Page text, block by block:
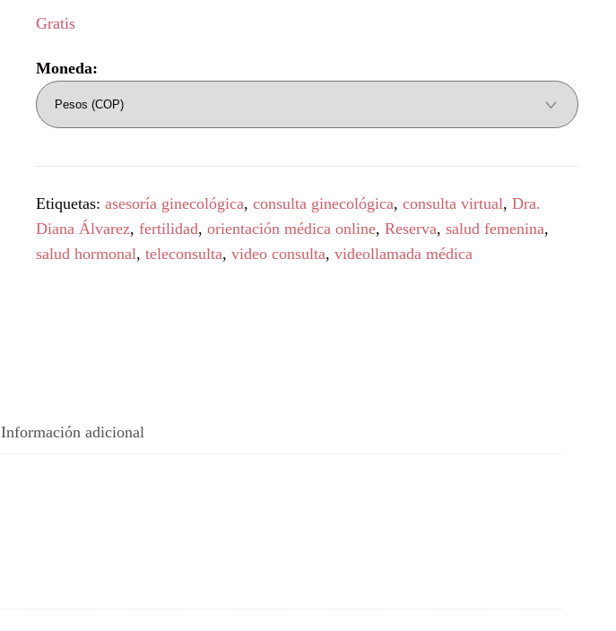
Gratis
Moneda:
Etiquetas:asesoría ginecológica,consulta ginecológica,consulta virtual,Dra.
Diana Álvarez,fertilidad,orientación médica online,Reserva,salud femenina,
salud hormonal,teleconsulta,video consulta,videollamada médica
Información adicional